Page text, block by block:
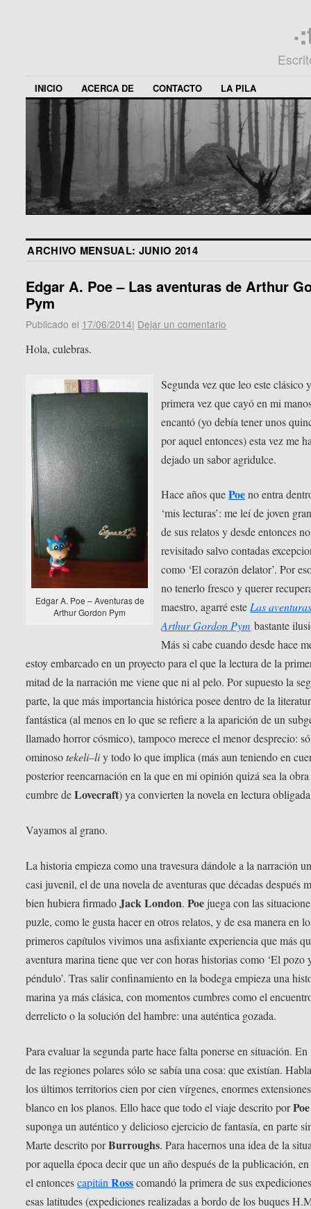
INICIO ACERCA DE CONTACTO LA PILA
ARCHIVO MENSUAL: JUNIO 2014
Edgar A. Poe – Las aventuras de Arthur
Pym
Publicado el 17/06/2014| Dejar un comentario
Hola, culebras.
Edgar A. Poe – Aventuras de
Arthur Gordon Pym
Segunda vez que leo este clásico
primera vez que cayó en mi
encantó (yo debía tener unos
por aquel entonces) esta vez me
dejado un sabor agridulce.
Hace años quePoeno entra
‘mis lecturas’: me leí de joven
de sus relatos y desde entonces
revisitado salvo contadas
como ‘El corazón delator’. Por
no tenerlo fresco y querer
maestro, agarré esteLas
Arthur Gordon Pym bastante
Más si cabe cuando desde hace
estoy embarcado en un proyecto para el que la lectura de la
mitad de la narración me viene que ni al pelo. Por supuesto la
parte, la que más importancia histórica posee dentro de la
fantástica (al menos en lo que se refiere a la aparición de un
llamado horror cósmico), tampoco merece el menor desprecio:
ominosotekeli–liy todo lo que implica (más aun teniendo en
posterior reencarnación en la que en mi opinión quizá sea la obra
cumbre deLovecraft) ya convierten la novela en lectura
Vayamos al grano.
La historia empieza como una travesura dándole a la narración
casi juvenil, el de una novela de aventuras que décadas después
bien hubiera firmadoJack London.Poe juega con las
puzle, como le gusta hacer en otros relatos, y de esa manera en
primeros capítulos vivimos una asfixiante experiencia que más
aventura marina tiene que ver con horas historias como ‘El pozo
péndulo’. Tras salir confinamiento en la bodega empieza una
marina ya más clásica, con momentos cumbres como el
derrelicto o la solución del hambre: una auténtica gozada.
Para evaluar la segunda parte hace falta ponerse en situación.
de las regiones polares sólo se sabía una cosa: que existían.
los últimos territorios cien por cien vírgenes, enormes
blanco en los planos. Ello hace que todo el viaje descrito porPoe
suponga un auténtico y delicioso ejercicio de fantasía, en parte
Marte descrito porBurroughs. Para hacernos una idea de la
por aquella época decir que un año después de la publicación,
el entoncescapitánRosscomandó la primera de sus
esas latitudes (expediciones realizadas a bordo de los buques